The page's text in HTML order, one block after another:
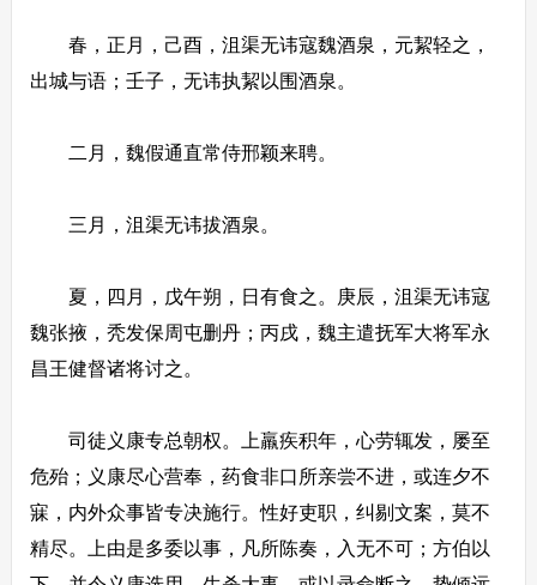
春，正月，己酉，沮渠无讳寇魏酒泉，元絜轻之，
出城与语；壬子，无讳执絜以围酒泉。
二月，魏假通直常侍邢颖来聘。
三月，沮渠无讳拔酒泉。
夏，四月，戊午朔，日有食之。庚辰，沮渠无讳寇
魏张掖，秃发保周屯删丹；丙戌，魏主遣抚军大将军永
昌王健督诸将讨之。
司徒义康专总朝权。上羸疾积年，心劳辄发，屡至
危殆；义康尽心营奉，药食非口所亲尝不进，或连夕不
寐，内外众事皆专决施行。性好吏职，纠剔文案，莫不
精尽。上由是多委以事，凡所陈奏，入无不可；方伯以